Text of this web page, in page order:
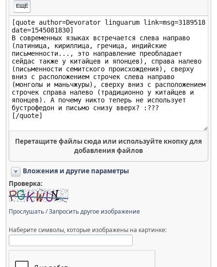
ЕЩЁ
Перетащите файлы сюда или используйте кнопку для
добавления файлов
Вложения и другие параметры
Проверка:
Прослушать/Запросить другое изображение
Наберите символы, которые изображены на картинке: